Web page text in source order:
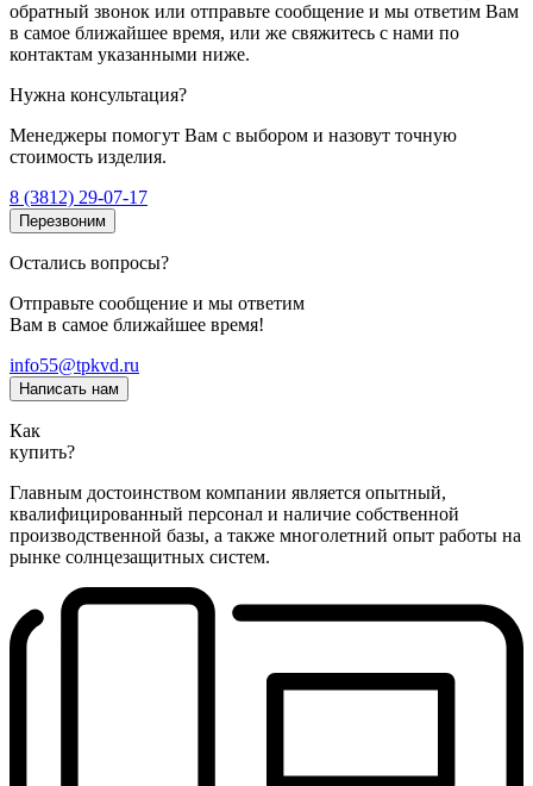
обратный звонок или отправьте сообщение и мы ответим Вам
в самое ближайшее время, или же свяжитесь с нами по
контактам указанными ниже.
Нужна консультация?
Менеджеры помогут Вам с выбором и назовут точную
стоимость изделия.
8 (3812) 29-07-17
Перезвоним
Остались вопросы?
Отправьте сообщение и мы ответим
Вам в самое ближайшее время!
info55@tpkvd.ru
Написать нам
Как
купить?
Главным достоинством компании является опытный,
квалифицированный персонал и наличие собственной
производственной базы, а также многолетний опыт работы на
рынке солнцезащитных систем.